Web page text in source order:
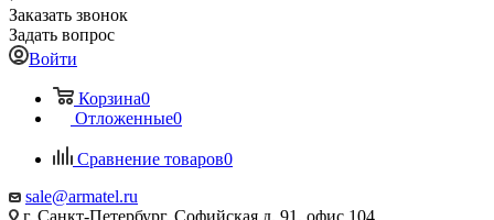
Заказать звонок
Задать вопрос
Войти
Корзина0
Отложенные0
Сравнение товаров0
sale@armatel.ru
г. Санкт-Петербург, Софийская д. 91, офис 104